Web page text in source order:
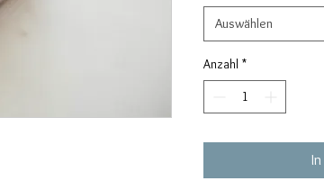
Auswählen
Anzahl *